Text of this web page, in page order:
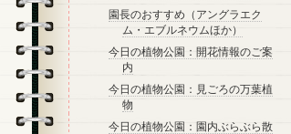
園長のおすすめ（アングラエク
ム・エブルネウムほか）
今日の植物公園：開花情報のご案
内
今日の植物公園：見ごろの万葉植
物
今日の植物公園：園内ぶらぶら散